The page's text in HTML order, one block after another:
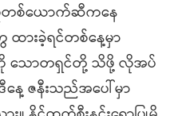
စ်ယောက်ဆီကနေ
ထားခဲ့ရင်တစ်နေ့မှာ
ောတရှင်တို့ သိဖို့ လိုအပ်
နေ့ ဇနီးသည်အပေါ်မှာ